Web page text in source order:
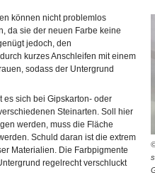
können nicht problemlos
da sie der neuen Farbe keine
jedoch, den
kurzes Anschleifen mit einem
sodass der Untergrund
es sich bei Gipskarton- oder
Steinarten. Soll hier
werden, muss die Fläche
Schuld daran ist die extrem
Materialien. Die Farbpigmente
regelrecht verschluckt